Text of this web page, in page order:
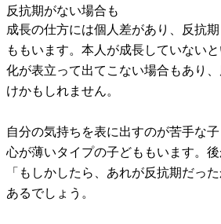
反抗期がない場合も
成長の仕方には個人差があり、反抗
ももいます。本人が成長していない
化が表立って出てこない場合もあり
けかもしれません。
自分の気持ちを表に出すのが苦手な
心が薄いタイプの子どももいます。
「もしかしたら、あれが反抗期だっ
あるでしょう。